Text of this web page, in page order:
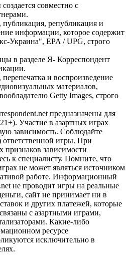
совместно с
републикация и
информации, которое содержит
Украина", EPA / UPG, строго
в разделе Я- Корреспондент
и воспроизведение
материалов,
Getty Images, строго
предназначены для
Участие в азартных играх
зависимость. Соблюдайте
игры. При
зависимости
к специалисту. Помните, что
не может являться источником
работе. Информационный
не проводит игры на реальные
сайт не принимает ни в
и других платежей, которые
с азартными играми,
Какие-либо
ресурсе
исключительно в